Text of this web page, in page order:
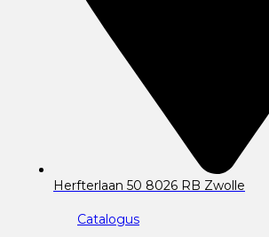
Herfterlaan 50 8026 RB Zwolle
Catalogus